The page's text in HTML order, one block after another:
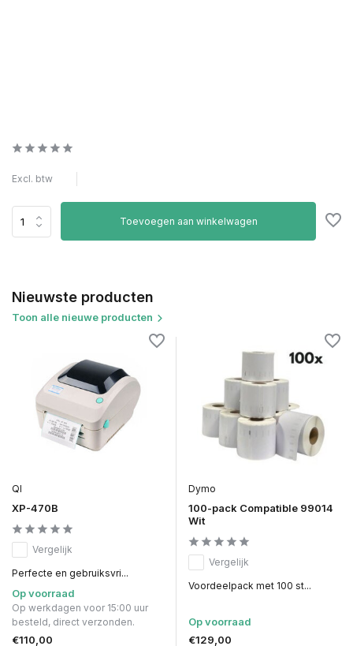
Excl. btw
Toevoegen aan winkelwagen
Nieuwste producten
Toon alle nieuwe producten
QI
XP-470B
Vergelijk
Perfecte en gebruiksvri...
Op voorraad
Op werkdagen voor 15:00 uur
besteld, direct verzonden.
€110,00
Dymo
100-pack Compatible 99014
Wit
Vergelijk
Voordeelpack met 100 st...
Op voorraad
€129,00